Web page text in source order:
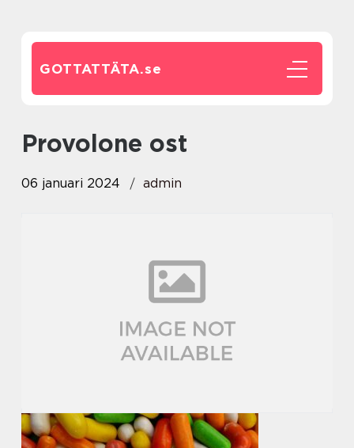
GOTTATTÄTA.se
provolone ost
06 januari 2024 admin